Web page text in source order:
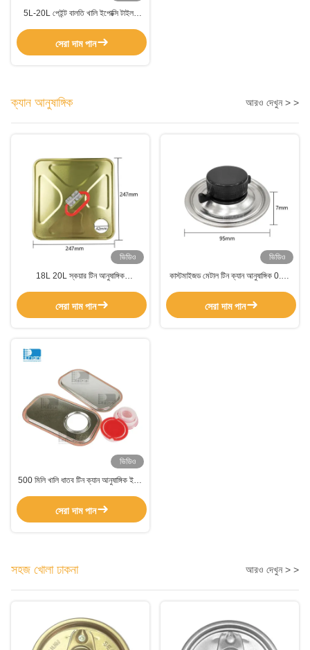
5L-20L পেইন্ট বালতি খালি ইপোক্সি টাইলস
সেরা দাম পান
ক্যান আনুষাঙ্গিক আরও দেখুন > >
ভিডিও
18L 20L স্কয়ার টিন আনুষাঙ্গিক
সহ
সেরা দাম পান
ভিডিও
কাস্টমাইজড মেটাল টিন ক্যান আনুষাঙ্গিক 0.21
সেরা দাম পান
ভিডিও
500 মিলি খালি ধাতব টিন ক্যান আনুষাঙ্গিক ইঞ্জিন
সেরা দাম পান
সহজ খোলা ঢাকনা আরও দেখুন > >